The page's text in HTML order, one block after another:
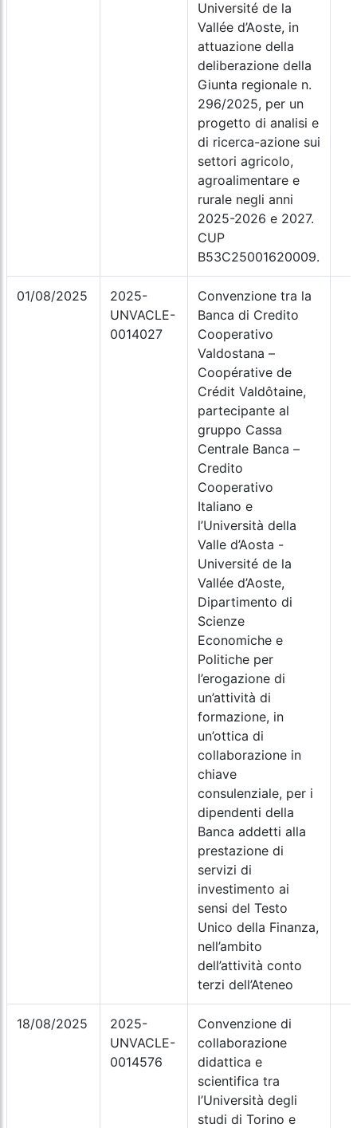
Université de la
Vallée d’Aoste, in
attuazione della
deliberazione della
Giunta regionale n.
296/2025, per un
progetto di analisi e
di ricerca-azione sui
settori agricolo,
agroalimentare e
rurale negli anni
2025-2026 e 2027.
CUP
B53C25001620009.
01/08/2025
2025-
UNVACLE-
0014027
Convenzione tra la
Banca di Credito
Cooperativo
Valdostana –
Coopérative de
Crédit Valdôtaine,
partecipante al
gruppo Cassa
Centrale Banca –
Credito
Cooperativo
Italiano e
l’Università della
Valle d’Aosta -
Université de la
Vallée d’Aoste,
Dipartimento di
Scienze
Economiche e
Politiche per
l’erogazione di
un’attività di
formazione, in
un’ottica di
collaborazione in
chiave
consulenziale, per i
dipendenti della
Banca addetti alla
prestazione di
servizi di
investimento ai
sensi del Testo
Unico della Finanza,
nell’ambito
dell’attività conto
terzi dell’Ateneo
18/08/2025
2025-
UNVACLE-
0014576
Convenzione di
collaborazione
didattica e
scientifica tra
l’Università degli
studi di Torino e